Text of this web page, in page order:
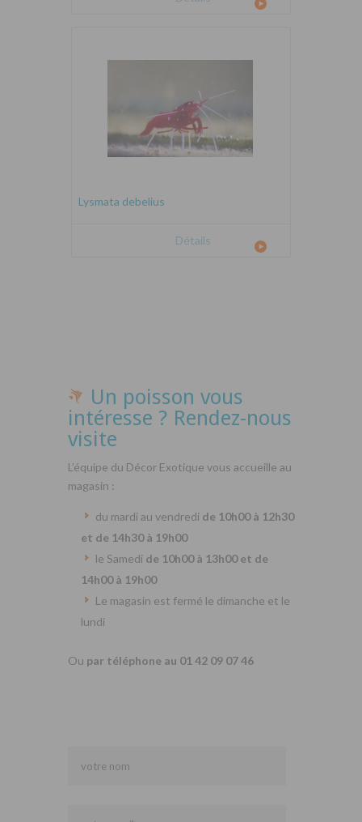
Lysmata debelius
Détails
Un poisson vous
intéresse ? Rendez-nous
visite
L’équipe du Décor Exotique vous accueille au
magasin :
du mardi au vendredi de 10h00 à 12h30
et de 14h30 à 19h00
le Samedi de 10h00 à 13h00 et de
14h00 à 19h00
Le magasin est fermé le dimanche et le
lundi
Ou par téléphone au 01 42 09 07 46